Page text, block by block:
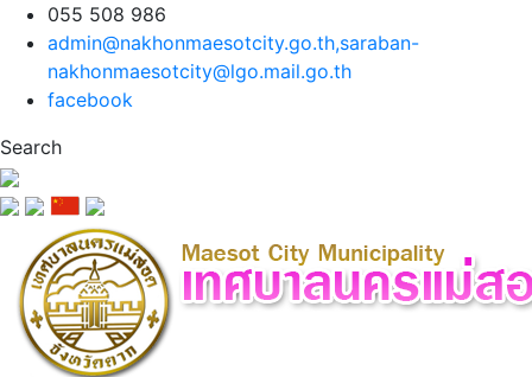
055 508 986
admin@nakhonmaesotcity.go.th,saraban-
nakhonmaesotcity@lgo.mail.go.th
facebook
Search